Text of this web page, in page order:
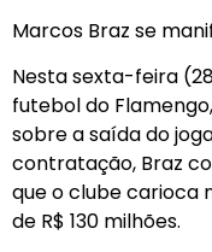
Marcos Braz se
Nesta sexta-feira
futebol do
sobre a saída do
contratação, Braz
que o clube carioca
de R$ 130 milhões.